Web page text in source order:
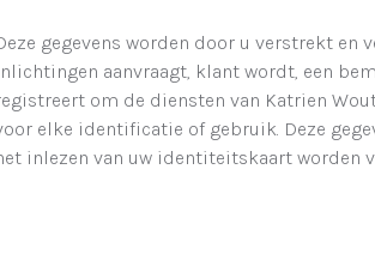
gegevens worden door u verstrekt en
aanvraagt, klant wordt, een
om de diensten van Katrien
elke identificatie of gebruik. Deze
inlezen van uw identiteitskaart worden